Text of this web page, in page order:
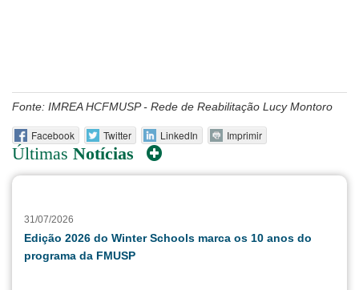
Fonte: IMREA HCFMUSP - Rede de Reabilitação Lucy Montoro
Facebook Twitter LinkedIn Imprimir
Últimas Notícias
31/07/2026
Edição 2026 do Winter Schools marca os 10 anos do
programa da FMUSP